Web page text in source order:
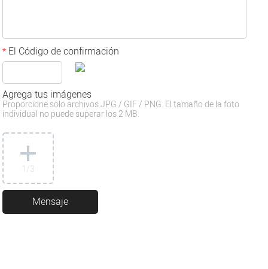
* El Código de confirmación
Agrega tus imágenes
Proporcione solo archivos JPG / GIF / PNG. El tamaño de la foto
individual no puede superar los 2 MB.
1/3